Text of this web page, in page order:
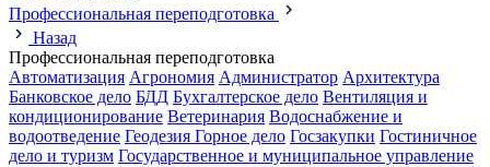
Профессиональная переподготовка
Назад
Профессиональная переподготовка
Автоматизация Агрономия Администратор Архитектура
Банковское дело БДД Бухгалтерское дело Вентиляция и
кондиционирование Ветеринария Водоснабжение и
водоотведение Геодезия Горное дело Госзакупки Гостиничное
дело и туризм Государственное и муниципальное управление